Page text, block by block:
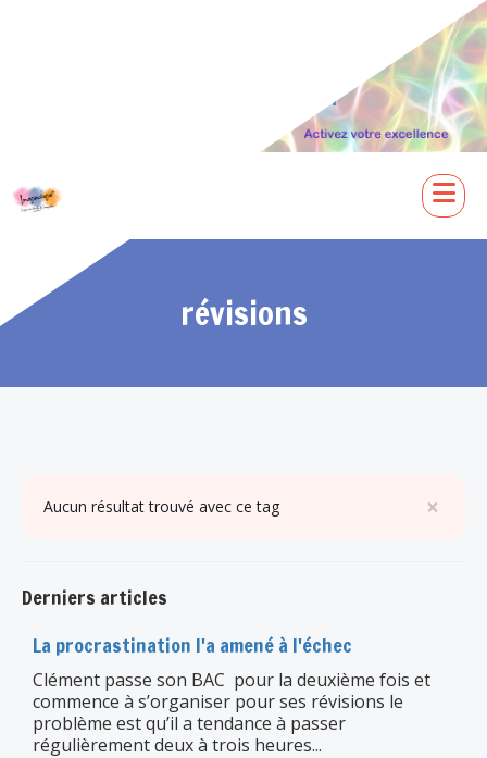
révisions
×
Aucun résultat trouvé avec ce tag
Derniers articles
La procrastination l'a amené à l'échec
Clément passe son BAC pour la deuxième fois et
commence à s’organiser pour ses révisions le
problème est qu’il a tendance à passer
régulièrement deux à trois heures...